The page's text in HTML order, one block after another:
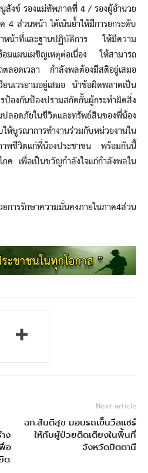
รองแม่ทัพภาคที่ 4 / รองผู้อำนวย
4 ส่วนหน้า ได้เน้นย้ำให้มีการยกระดับ
าหน้าที่และฐานปฏิบัติการ ให้มีความ
แผนเผชิญเหตุต่อเนื่อง ให้สามารถ
ลอดเวลา กำลังพลต้องมีสติอยู่เสมอ
นเวรยามอยู่เสมอ นำข้อผิดพลาดเป็น
ป้องกันป้องปรามสกัดกั้นผู้กระทำผิดสิ่ง
ดภัยในชีวิตและทรัพย์สินของพี่น้อง
รณาการทำงานร่วมกับหน่วยงานใน
พชีวิตแก่พี่น้องประชาชน พร้อมกันนี้
ค เพื่อเป็นขวัญกำลังใจแก่กำลังพลใน
ารรักษาความมั่นคงภายในภาค4ส่วน
ง
อ
ด
Next article
ฉก.สันติสุข มอบรถเข็นวีลแชร์
ให้กับผู้ป่วยติดเตียงในพื้นที่
จังหวัดปัตตานี